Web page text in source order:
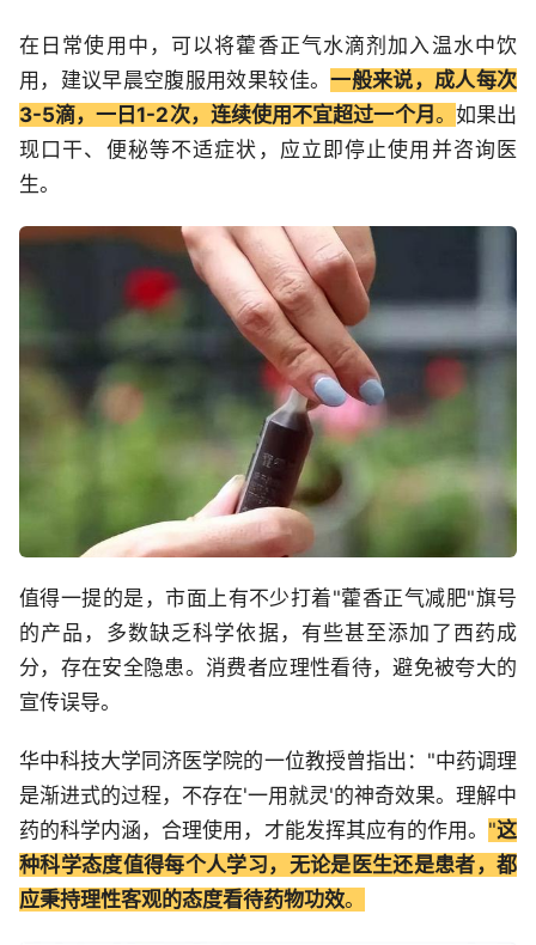
在日常使用中，可以将藿香正气水滴剂加入温水中饮
用，建议早晨空腹服用效果较佳。一般来说，成人每次
3-5滴，一日1-2次，连续使用不宜超过一个月 。 如果出
现口干、便秘等不适症状，应立即停止使用并咨询医
生。
值得一提的是，市面上有不少打着"藿香正气减肥"旗号
的产品，多数缺乏科学依据，有些甚至添加了西药成
分，存在安全隐患。消费者应理性看待，避免被夸大的
宣传误导。
华中科技大学同济医学院的一位教授曾指出："中药调理
是渐进式的过程，不存在'一用就灵'的神奇效果。理解中
药的科学内涵，合理使用，才能发挥其应有的作用。 "这
种科学态度值得每个人学习，无论是医生还是患者，都
应秉持理性客观的态度看待药物功效。